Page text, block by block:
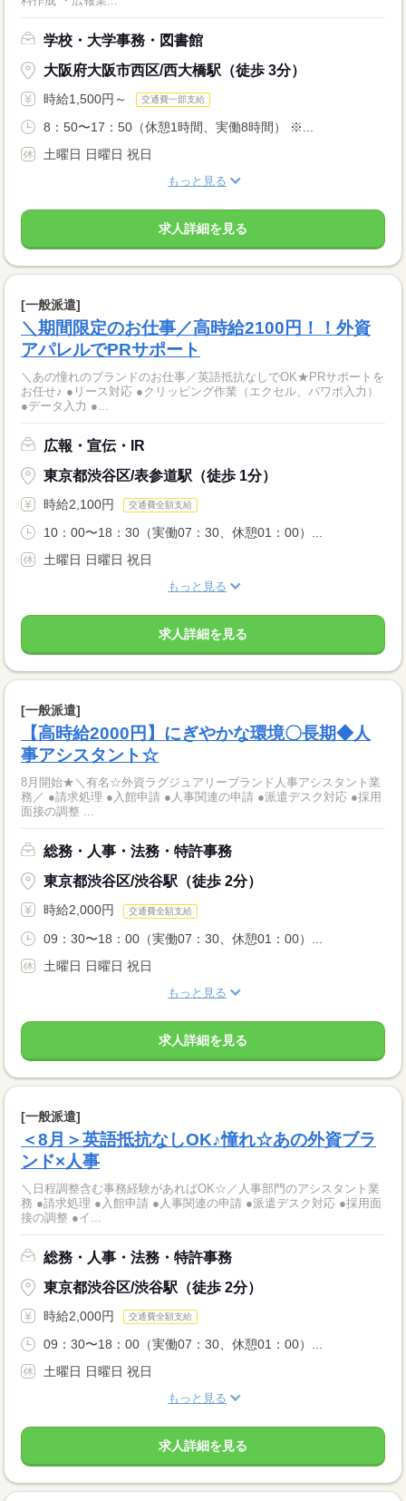
学校・大学事務・図書館
大阪府大阪市西区/西大橋駅（徒歩 3分）
時給1,500円～ 交通費一部支給
8：50〜17：50（休憩1時間、実働8時間） ※...
土曜日 日曜日 祝日
もっと見る
求人詳細を見る
[一般派遣]
＼期間限定のお仕事／高時給2100円！！外資
アパレルでPRサポート
＼あの憧れのブランドのお仕事／英語抵抗なしでOK★PRサポートを
お任せ♪ ●リース対応 ●クリッピング作業（エクセル、パワポ入力）
●データ入力 ●...
広報・宣伝・IR
東京都渋谷区/表参道駅（徒歩 1分）
時給2,100円 交通費全額支給
10：00〜18：30（実働07：30、休憩01：00）...
土曜日 日曜日 祝日
もっと見る
求人詳細を見る
[一般派遣]
【高時給2000円】にぎやかな環境〇長期◆人
事アシスタント☆
8月開始★＼有名☆外資ラグジュアリーブランド人事アシスタント業
務／ ●請求処理 ●入館申請 ●人事関連の申請 ●派遣デスク対応 ●採用
面接の調整 ...
総務・人事・法務・特許事務
東京都渋谷区/渋谷駅（徒歩 2分）
時給2,000円 交通費全額支給
09：30〜18：00（実働07：30、休憩01：00）...
土曜日 日曜日 祝日
もっと見る
求人詳細を見る
[一般派遣]
＜8月＞英語抵抗なしOK♪憧れ☆あの外資ブラ
ンド×人事
＼日程調整含む事務経験があればOK☆／人事部門のアシスタント業
務 ●請求処理 ●入館申請 ●人事関連の申請 ●派遣デスク対応 ●採用面
接の調整 ●イ...
総務・人事・法務・特許事務
東京都渋谷区/渋谷駅（徒歩 2分）
時給2,000円 交通費全額支給
09：30〜18：00（実働07：30、休憩01：00）...
土曜日 日曜日 祝日
もっと見る
求人詳細を見る